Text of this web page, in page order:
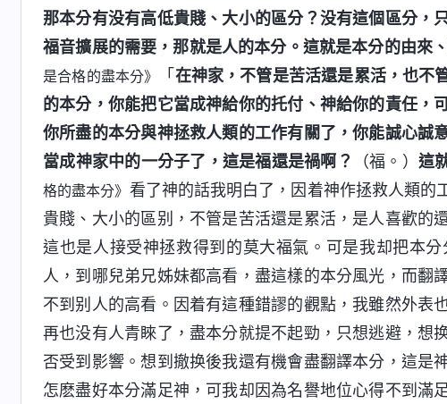
那本分有没有高低貴賤、大小的區分？没有這個區分，
福音擴展的需要，那就是人的本分。這就是本分的由來
是合格的盡本分》
「 在神家，不管是苦活還是累活，也不
的本分，你能把它當成神給你的托付、神給你的責任，
你所盡的本分與神拯救人類的工作有關了，你能誠心誠
當成神家中的一分子了，這是福還是禍啊？
（福。） 這
格的盡本分》 看了神的話我明白了，因着神作拯救人類
貴賤、大小的區别，不管是苦活還是累活，是人喜歡的
這也是人接受神拯救得到的莫大福氣。可是我却把本
人，到哪兒弟兄姊妹都高看，盡這樣的本分風光，而翻
不到别人的高看。因着有這種錯謬的觀點，我雖然外表
再也没有人青睞了，盡本分就提不起勁，只想逃避，想
否受到影響。想到撤换後我還有機會盡翻譯本分，這是
怎麽盡好本分滿足神，可我却因為名譽地位心得不到滿